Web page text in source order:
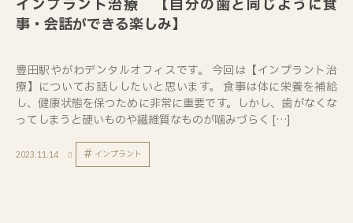
インプラント治療 【自分の歯と同じように食
事・会話ができる楽しみ】
豊田駅やがわデンタルオフィスです。 今回は【インプラント治
療】についてお話ししたいと思います。 食事は体に栄養を補給
し、健康状態を保つために非常に重要です。しかし、歯がなくな
ってしまうと硬いものや繊維質なものが噛みづらく […]
2023.11.14 インプラント